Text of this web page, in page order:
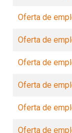
Oferta de
Oferta de
Oferta de
Oferta de
Oferta de
Oferta de